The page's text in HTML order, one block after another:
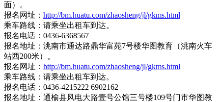
面）。
报名网址： http://bm.huatu.com/zhaosheng/jl/gkms.html
乘车路线：请乘坐出租车到达。
报名电话：0436-6368567
报名地址：洮南市通达路鼎华富苑7号楼华图教育（洮南火车
站西200米）。
报名网址： http://bm.huatu.com/zhaosheng/jl/gkms.html
乘车路线：请乘坐出租车到达。
报名电话：0436-4215222 6902162
报名地址：通榆县风电大路壹号公馆三号楼109号门市华图教